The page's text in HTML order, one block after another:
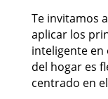
Te invitamos
aplicar los
inteligente en
del hogar es
centrado en